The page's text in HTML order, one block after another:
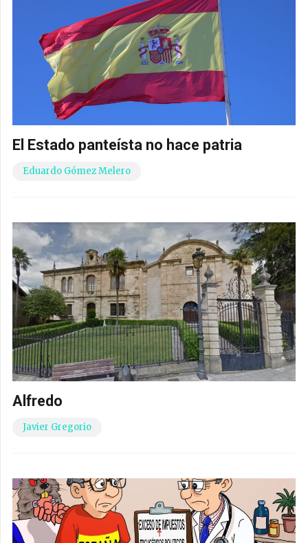
El Estado panteísta no hace patria
Eduardo Gómez Melero
Alfredo
Javier Gregorio